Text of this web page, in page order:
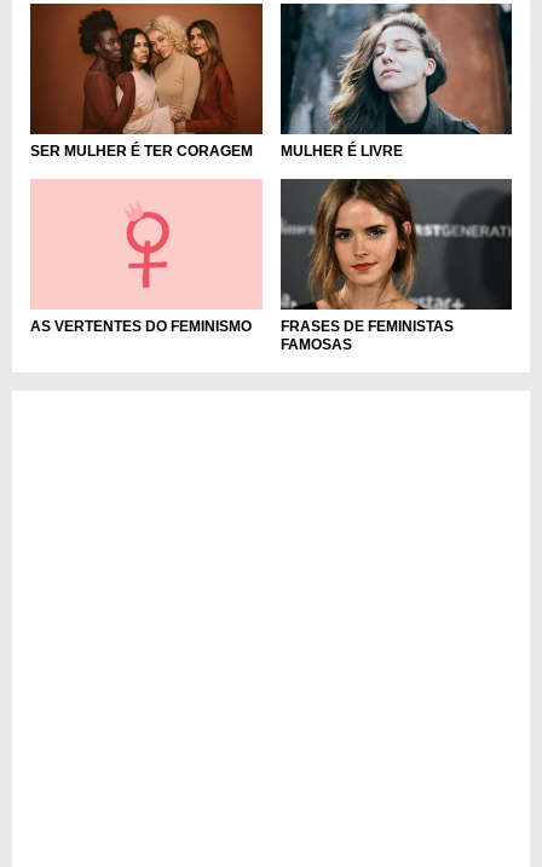
SER MULHER É TER CORAGEM MULHER É LIVRE
AS VERTENTES DO FEMINISMO
FRASES DE FEMINISTAS
FAMOSAS